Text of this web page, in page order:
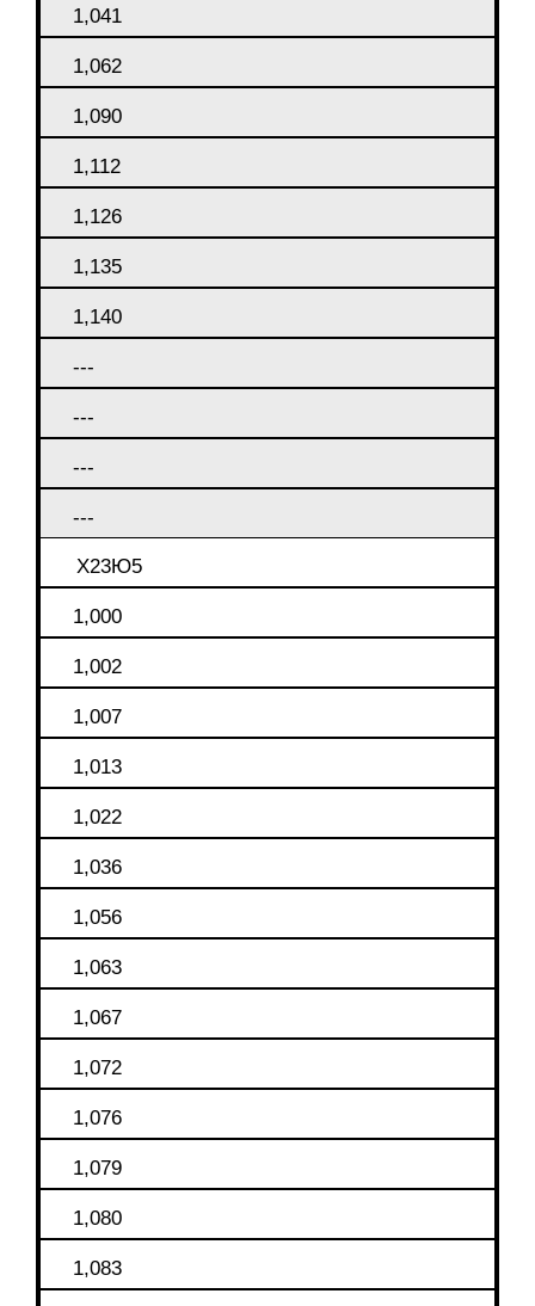
1,041
1,062
1,090
1,112
1,126
1,135
1,140
---
---
---
---
Х23Ю5
1,000
1,002
1,007
1,013
1,022
1,036
1,056
1,063
1,067
1,072
1,076
1,079
1,080
1,083